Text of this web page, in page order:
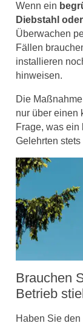
Wenn ein
Diebstahl oder
Überwachen
Fällen
installieren
hinweisen.
Die
nur über einen
Frage, was ein
Gelehrten
Brauchen
Betrieb
Haben Sie